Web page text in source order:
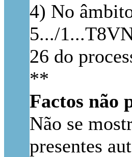
4) No
5.../
26 do
**
Factos não
Não se
presentes